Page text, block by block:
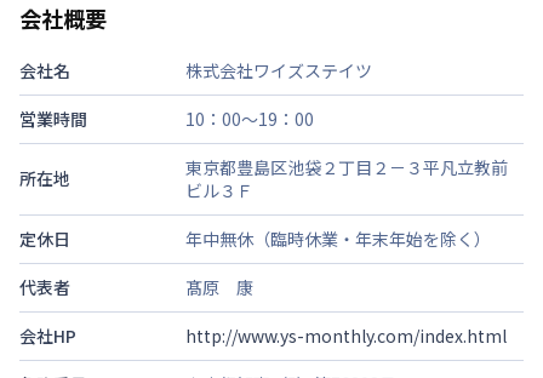
会社概要
会社名
株式会社ワイズステイツ
営業時間
10：00～19：00
所在地
東京都豊島区池袋２丁目２－３平凡立教前
ビル３Ｆ
定休日
年中無休（臨時休業・年末年始を除く）
代表者
髙原 康
会社HP
http://www.ys-monthly.com/index.html